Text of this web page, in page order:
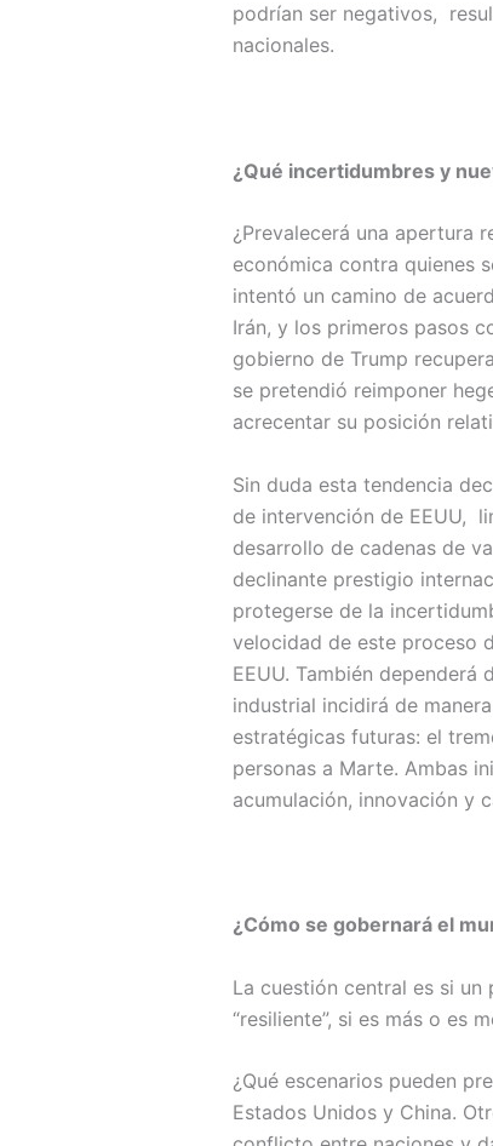
podrían ser negativos,
nacionales.
¿Qué incertidumbres y
¿Prevalecerá una apertura
económica contra quienes
intentó un camino de
Irán, y los primeros pasos
gobierno de Trump
se pretendió reimponer
acrecentar su posición
Sin duda esta tendencia
de intervención de EEUU,
desarrollo de cadenas de
declinante prestigio
protegerse de la
velocidad de este proceso
EEUU. También
industrial incidirá de
estratégicas futuras: el
personas a Marte. Ambas
acumulación, innovación y
¿Cómo se gobernará el
La cuestión central es si
“resiliente”, si es más o es
¿Qué escenarios pueden
Estados Unidos y China.